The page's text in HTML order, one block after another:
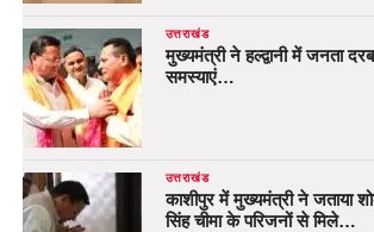
उत्तराखंड
मुख्यमंत्री ने हल्द्वानी में जनता
समस्याएं…
उत्तराखंड
काशीपुर में मुख्यमंत्री ने जताया
सिंह चीमा के परिजनों से मिले…